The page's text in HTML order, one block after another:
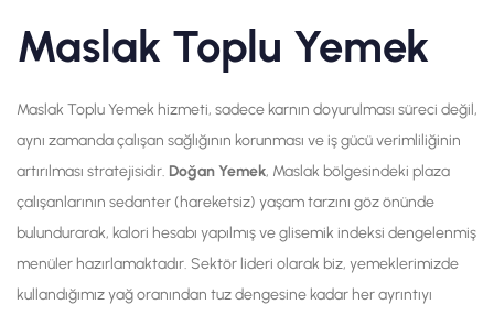
Maslak Toplu Yemek
Maslak Toplu Yemek hizmeti, sadece karnın doyurulması süreci değil,
aynı zamanda çalışan sağlığının korunması ve iş gücü verimliliğinin
artırılması stratejisidir. Doğan Yemek, Maslak bölgesindeki plaza
çalışanlarının sedanter (hareketsiz) yaşam tarzını göz önünde
bulundurarak, kalori hesabı yapılmış ve glisemik indeksi dengelenmiş
menüler hazırlamaktadır. Sektör lideri olarak biz, yemeklerimizde
kullandığımız yağ oranından tuz dengesine kadar her ayrıntıyı